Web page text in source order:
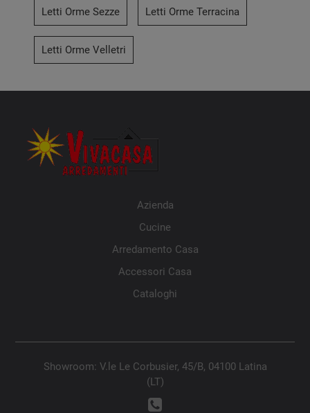
Letti Orme Sezze Letti Orme Terracina
Letti Orme Velletri
Azienda
Cucine
Arredamento Casa
Accessori Casa
Cataloghi
Showroom: V.le Le Corbusier, 45/B, 04100 Latina
(LT)